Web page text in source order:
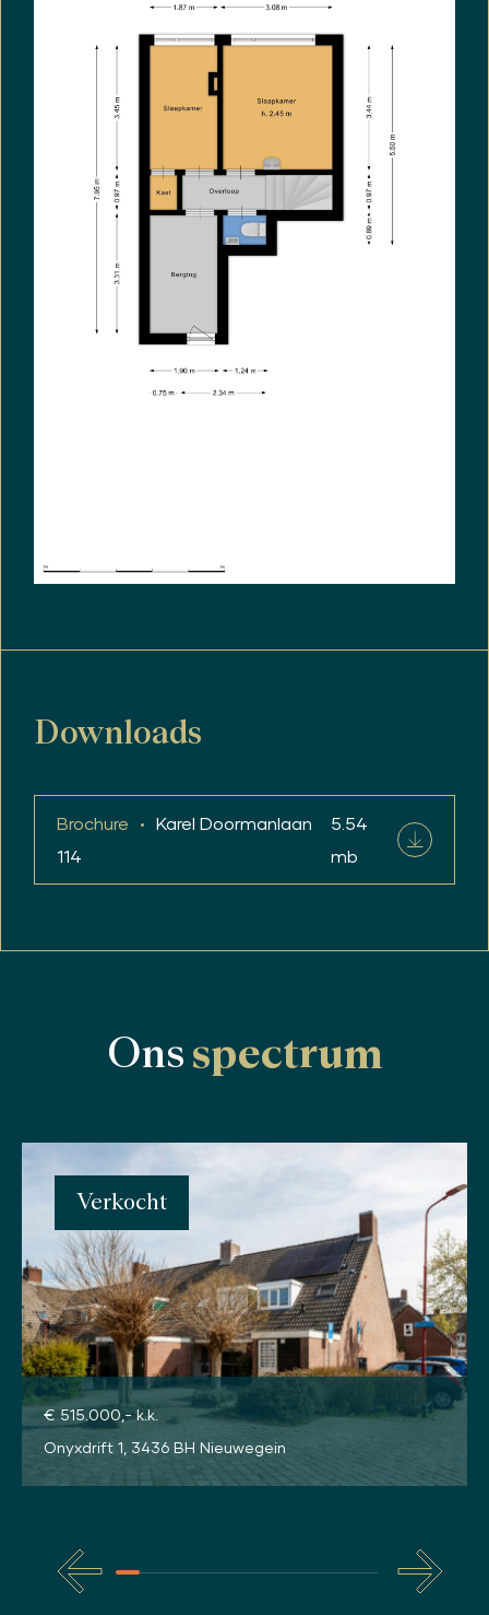
Downloads
Brochure
Karel Doormanlaan
114
5.54
mb
Ons spectrum
Verkocht
€ 515.000,- k.k.
Onyxdrift 1, 3436 BH Nieuwegein